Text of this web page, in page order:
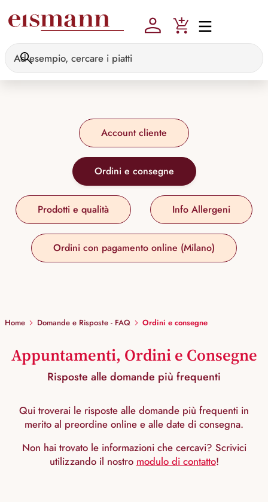
Account cliente
Ordini e consegne
Prodotti e qualità Info Allergeni
Ordini con pagamento online (Milano)
Home Domande e Risposte - FAQ Ordini e consegne
Appuntamenti, Ordini e Consegne
Risposte alle domande più frequenti
Qui troverai le risposte alle domande più frequenti in
merito al preordine online e alle date di consegna.
Non hai trovato le informazioni che cercavi? Scrivici
utilizzando il nostro modulo di contatto!